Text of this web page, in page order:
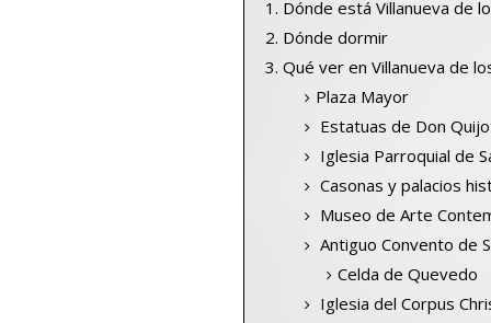
Dónde está Villanueva de
Dónde dormir
Qué ver en Villanueva de
Plaza Mayor
Estatuas de Don
Iglesia Parroquial de
Casonas y palacios
Museo de Arte
Antiguo Convento de
Celda de Quevedo
Iglesia del Corpus